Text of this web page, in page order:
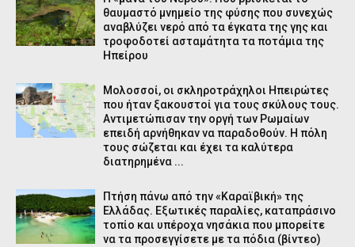
θαυμαστό μνημείο της φύσης που συνεχώς
αναβλύζει νερό από τα έγκατα της γης και
τροφοδοτεί ασταμάτητα τα ποτάμια της
Ηπείρου
Μολοσσοί, οι σκληροτράχηλοι Ηπειρώτες
που ήταν ξακουστοί για τους σκύλους τους.
Αντιμετώπισαν την οργή των Ρωμαίων
επειδή αρνήθηκαν να παραδοθούν. Η πόλη
τους σώζεται και έχει τα καλύτερα
διατηρημένα ...
Πτήση πάνω από την «Καραϊβική» της
Ελλάδας. Εξωτικές παραλίες, καταπράσινο
τοπίο και υπέροχα νησάκια που μπορείτε
να τα προσεγγίσετε με τα πόδια (βίντεο)